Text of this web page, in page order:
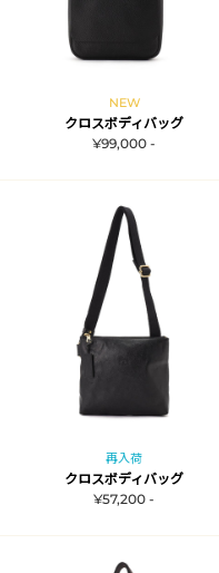
NEW
クロスボディバッグ
¥99,000 -
再入荷
クロスボディバッグ
¥57,200 -